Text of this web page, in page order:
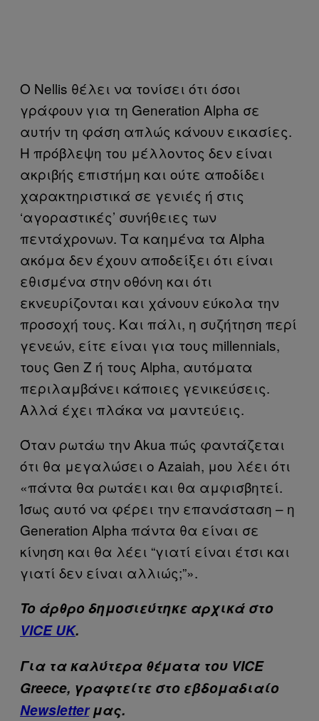
Ο Nellis θέλει να τονίσει ότι όσοι
γράφουν για τη Generation Alpha σε
αυτήν τη φάση απλώς κάνουν εικασίες.
Η πρόβλεψη του μέλλοντος δεν είναι
ακριβής επιστήμη και ούτε αποδίδει
χαρακτηριστικά σε γενιές ή στις
‘αγοραστικές’ συνήθειες των
πεντάχρονων. Τα καημένα τα Alpha
ακόμα δεν έχουν αποδείξει ότι είναι
εθισμένα στην οθόνη και ότι
εκνευρίζονται και χάνουν εύκολα την
προσοχή τους. Και πάλι, η συζήτηση περί
γενεών, είτε είναι για τους millennials,
τους Gen Z ή τους Alpha, αυτόματα
περιλαμβάνει κάποιες γενικεύσεις.
Αλλά έχει πλάκα να μαντεύεις.
Όταν ρωτάω την Akua πώς φαντάζεται
ότι θα μεγαλώσει ο Azaiah, μου λέει ότι
«πάντα θα ρωτάει και θα αμφισβητεί.
Ίσως αυτό να φέρει την επανάσταση – η
Generation Alpha πάντα θα είναι σε
κίνηση και θα λέει “γιατί είναι έτσι και
γιατί δεν είναι αλλιώς;”».
To άρθρο δημοσιεύτηκε αρχικά στο
VICE UK.
Για τα καλύτερα θέματα του VICE
Greece, γραφτείτε στο εβδομαδιαίο
Newsletterμας.